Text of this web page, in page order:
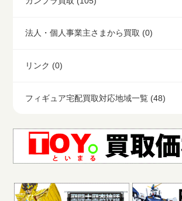
法人・個人事業主さまから買取 (0)
リンク (0)
フィギュア宅配買取対応地域一覧 (48)